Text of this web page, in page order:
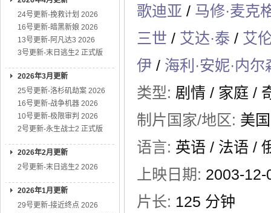
24号更新-挽救计划 2026
16号更新-暗黑新娘 2026
13号更新-阿凡达3 2026
3号更新-末日逃生2 正式版
2026年3月更新
25号更新-洛杉矶劫案 2026
16号更新-战争机器 2026
10号更新-极限审判 2026
2号更新-永生战士2 正式版
2026年2月更新
2号更新-末日逃生2 2026
2026年1月更新
29号更新-接近终点 2026
歌迪亚 / 马修·麦克
三世 / 艾达·泰 / 艾
伊 / 海利·安妮·内尔
类型: 剧情 / 家庭 /
制片国家/地区: 美国
语言: 英语 / 法语 /
上映日期: 2003-12-
片长: 125 分钟